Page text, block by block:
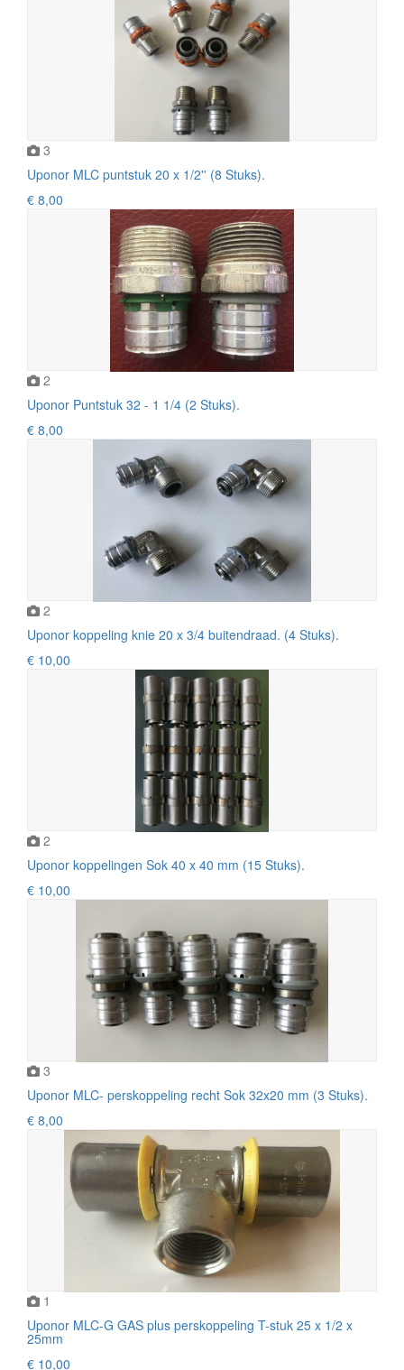
3
Uponor MLC puntstuk 20 x 1/2'' (8 Stuks).
€ 8,00
2
Uponor Puntstuk 32 - 1 1/4 (2 Stuks).
€ 8,00
2
Uponor koppeling knie 20 x 3/4 buitendraad. (4 Stuks).
€ 10,00
2
Uponor koppelingen Sok 40 x 40 mm (15 Stuks).
€ 10,00
3
Uponor MLC- perskoppeling recht Sok 32x20 mm (3 Stuks).
€ 8,00
1
Uponor MLC-G GAS plus perskoppeling T-stuk 25 x 1/2 x
25mm
€ 10,00